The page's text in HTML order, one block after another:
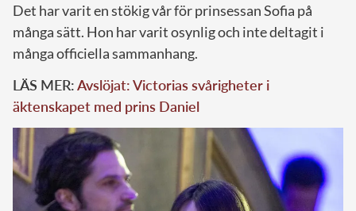
Det har varit en stökig vår för prinsessan Sofia på
många sätt. Hon har varit osynlig och inte deltagit i
många officiella sammanhang.
LÄS MER:Avslöjat: Victorias svårigheter i
äktenskapet med prins Daniel